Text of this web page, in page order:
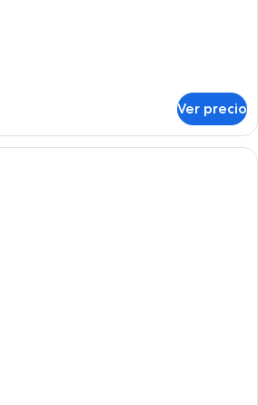
Ver precio